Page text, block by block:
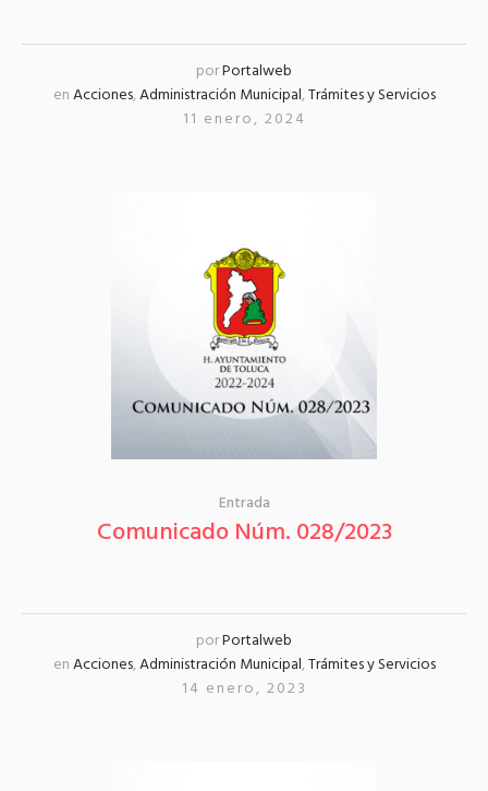
porPortalweb
enAcciones,Administración Municipal,Trámites y Servicios
11 enero, 2024
Entrada
Comunicado Núm. 028/2023
porPortalweb
enAcciones,Administración Municipal,Trámites y Servicios
14 enero, 2023